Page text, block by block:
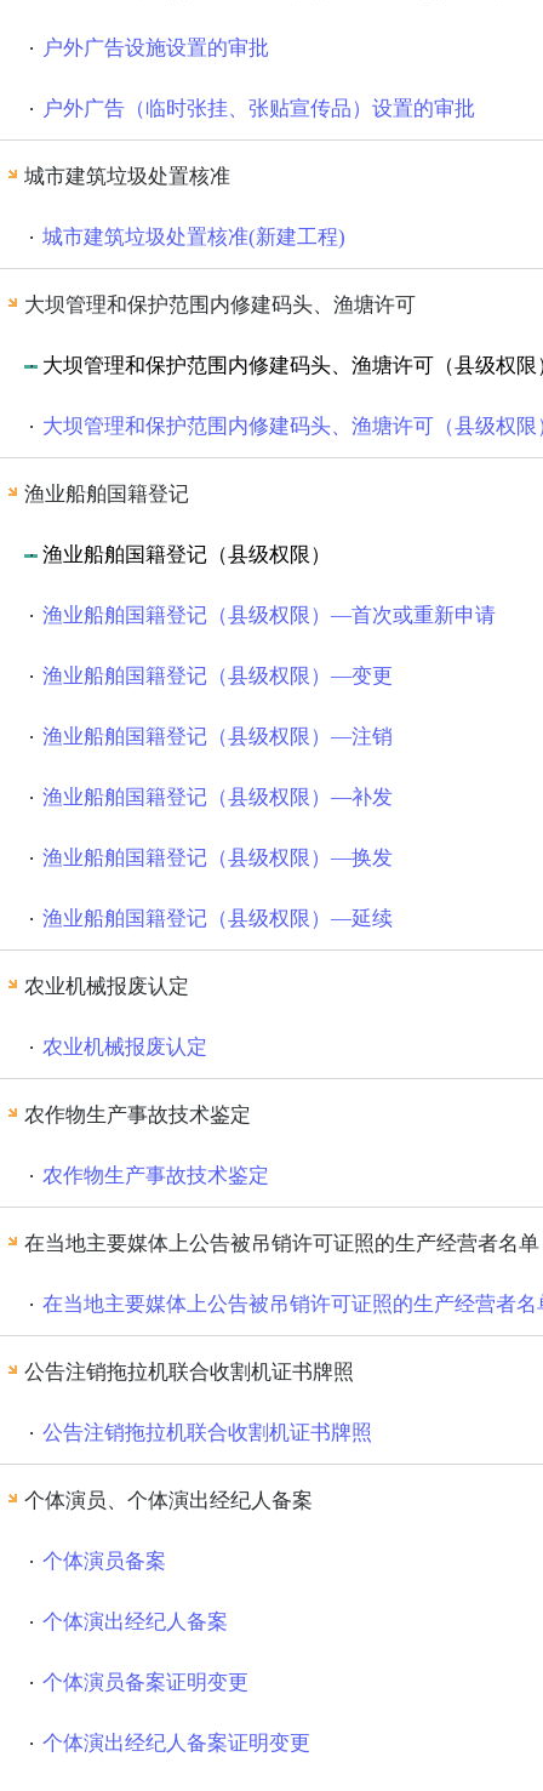
户外广告设施设置的审批
户外广告（临时张挂、张贴宣传品）设置的审批
城市建筑垃圾处置核准
城市建筑垃圾处置核准(新建工程)
大坝管理和保护范围内修建码头、渔塘许可
大坝管理和保护范围内修建码头、渔塘许可（县级权限
大坝管理和保护范围内修建码头、渔塘许可（县级权限
渔业船舶国籍登记
渔业船舶国籍登记（县级权限）
渔业船舶国籍登记（县级权限）—首次或重新申请
渔业船舶国籍登记（县级权限）—变更
渔业船舶国籍登记（县级权限）—注销
渔业船舶国籍登记（县级权限）—补发
渔业船舶国籍登记（县级权限）—换发
渔业船舶国籍登记（县级权限）—延续
农业机械报废认定
农业机械报废认定
农作物生产事故技术鉴定
农作物生产事故技术鉴定
在当地主要媒体上公告被吊销许可证照的生产经营者名单
在当地主要媒体上公告被吊销许可证照的生产经营者名
公告注销拖拉机联合收割机证书牌照
公告注销拖拉机联合收割机证书牌照
个体演员、个体演出经纪人备案
个体演员备案
个体演出经纪人备案
个体演员备案证明变更
个体演出经纪人备案证明变更